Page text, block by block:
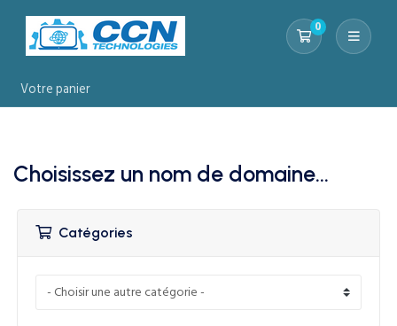
0
Votre panier
Votre panier
Choisissez un nom de domaine...
Catégories